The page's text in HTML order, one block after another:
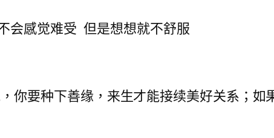
会感觉难受 但是想想就不舒服
你要种下善缘，来生才能接续美好关系；如